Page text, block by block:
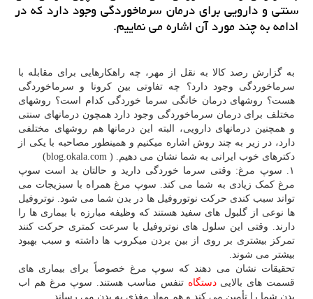
سنتی و دارویی برای درمان سرماخوردگی وجود دارد كه در
ادامه به چند مورد آن اشاره می نماییم.
به گزارش رصد کالا به نقل از مهر، چه راهکارهایی برای مقابله با
سرماخوردگی وجود دارد؟ چه تفاوتی بین کرونا و سرماخوردگی
هست؟ روشهای درمان خانگی سرما خوردگی کدام است؟ روشهای
مختلف برای درمان سرماخوردگی وجود دارد همچون درمانهای سنتی
و همچنین درمانهای دارویی، البته این درمانها هم روشهای مختلفی
دارد، در زیر به چند روش اشاره میکنیم و همینطور مصاحبه با یکی از
دکترهای خوب ایرانی به شما نشان می دهیم. ( blog.okala.com)
۱. سوپ مرغ: وقتی سرما خوردگی دارید و حالتان بد است سوپ
مرغ کمک زیادی به شما می کند. سوپ مرغ همراه با سبزیجات می
تواند سبب کندی حرکت نوتوروفیل ها در بدن شما می شود. نوتروفیل
ها نوعی از گلبول های سفید هستند که وظیفه مبارزه با بیماری ها را
دارند. وقتی این سلول های نوتروفیل با سرعت کمتری حرکت کنند
تمرکز بیشتری بر روی از بین بردن میکروب ها داشته و سبب بهبود
بیشتر می شوند.
تحقیقات نشان می دهند که سوپ مرغ خصوصاً برای بیماری های
قسمت های بالاییدستگاه تنفس مناسب هستند. سوپ مرغ هم اب
بدن شما را تأمین می کند و هم مواد مغذی به بدن می رساند.